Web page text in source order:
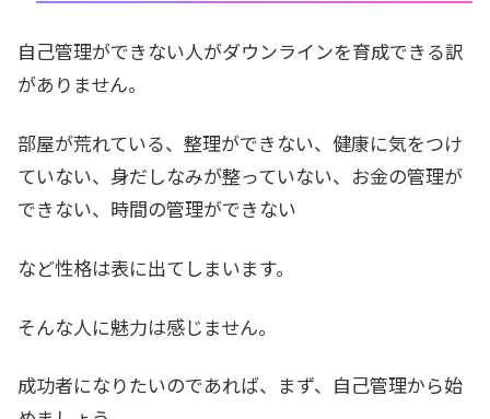
自己管理ができない人がダウンラインを育成できる訳
がありません。
部屋が荒れている、整理ができない、健康に気をつけ
ていない、身だしなみが整っていない、お金の管理が
できない、時間の管理ができない
など性格は表に出てしまいます。
そんな人に魅力は感じません。
成功者になりたいのであれば、まず、自己管理から始